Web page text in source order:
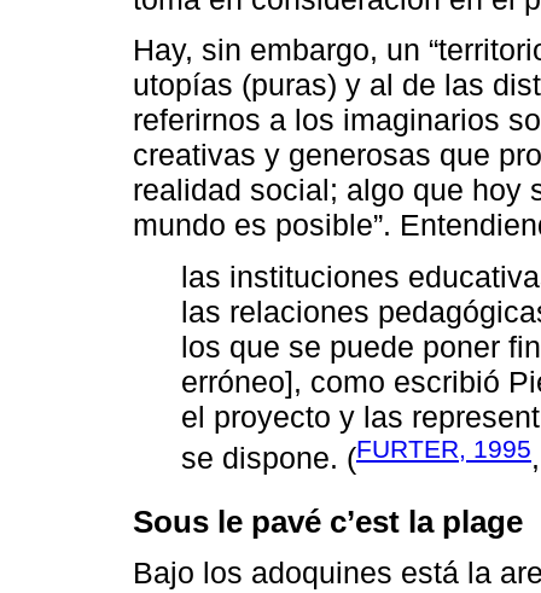
Hay, sin embargo, un
utopías (puras) y al de las
referirnos a los imaginarios
creativas y generosas que
realidad social; algo que hoy
mundo es posible”.
las instituciones
las relaciones
los que se puede poner
erróneo], como escribió
el proyecto y las
se dispone. (FURTER, 1995
Sous le pavé c’est la plage
Bajo los adoquines está la